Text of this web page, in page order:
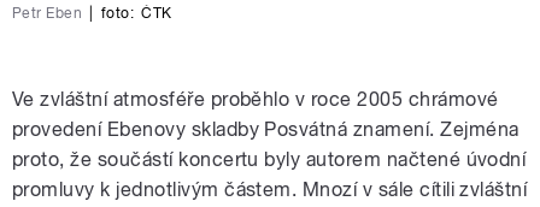
Petr Eben foto: ČTK
Ve zvláštní atmosféře proběhlo v roce 2005 chrámové
provedení Ebenovy skladby Posvátná znamení. Zejména
proto, že součástí koncertu byly autorem načtené úvodní
promluvy k jednotlivým částem. Mnozí v sále cítili zvláštní